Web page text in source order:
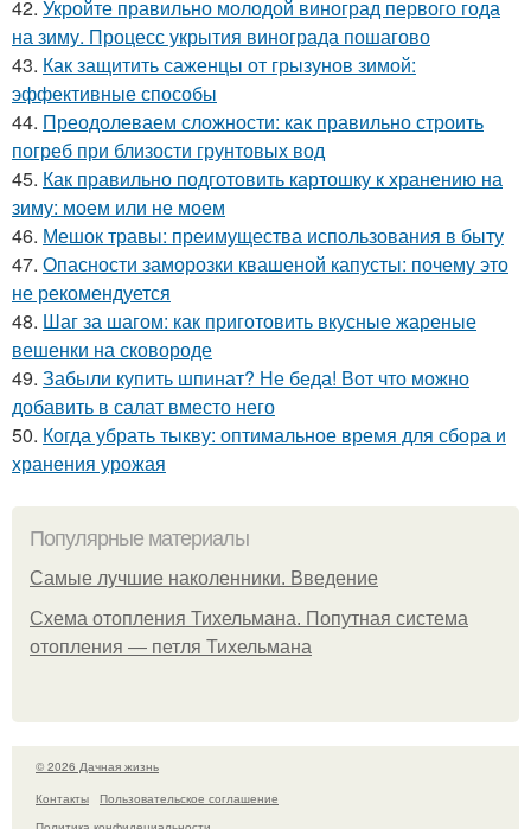
42. Укройте правильно молодой виноград первого года
на зиму. Процесс укрытия винограда пошагово
43. Как защитить саженцы от грызунов зимой:
эффективные способы
44. Преодолеваем сложности: как правильно строить
погреб при близости грунтовых вод
45. Как правильно подготовить картошку к хранению на
зиму: моем или не моем
46. Мешок травы: преимущества использования в быту
47. Опасности заморозки квашеной капусты: почему это
не рекомендуется
48. Шаг за шагом: как приготовить вкусные жареные
вешенки на сковороде
49. Забыли купить шпинат? Не беда! Вот что можно
добавить в салат вместо него
50. Когда убрать тыкву: оптимальное время для сбора и
хранения урожая
Популярные материалы
Самые лучшие наколенники. Введение
Схема отопления Тихельмана. Попутная система
отопления — петля Тихельмана
© 2026 Дачная жизнь
Контакты
Пользовательское соглашение